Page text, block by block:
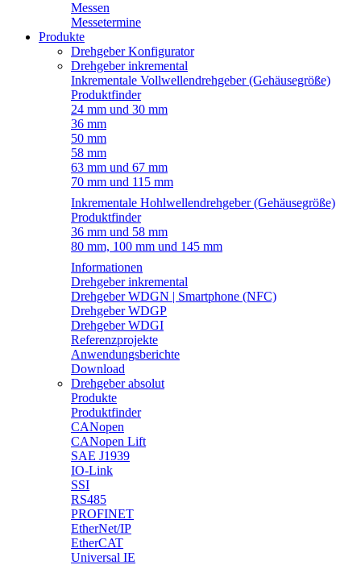
Messen
Messetermine
Produkte
Drehgeber Konfigurator
Drehgeber inkremental
Inkrementale Vollwellendrehgeber (Gehäusegröße)
Produktfinder
24 mm und 30 mm
36 mm
50 mm
58 mm
63 mm und 67 mm
70 mm und 115 mm
Inkrementale Hohlwellendrehgeber (Gehäusegröße)
Produktfinder
36 mm und 58 mm
80 mm, 100 mm und 145 mm
Informationen
Drehgeber inkremental
Drehgeber WDGN | Smartphone (NFC)
Drehgeber WDGP
Drehgeber WDGI
Referenzprojekte
Anwendungsberichte
Download
Drehgeber absolut
Produkte
Produktfinder
CANopen
CANopen Lift
SAE J1939
IO-Link
SSI
RS485
PROFINET
EtherNet/IP
EtherCAT
Universal IE